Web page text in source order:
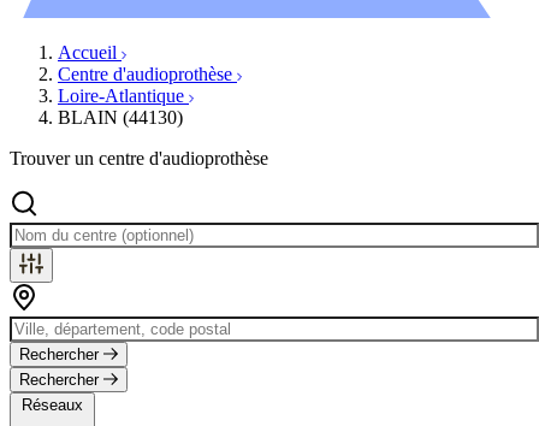
Accueil
Centre d'audioprothèse
Loire-Atlantique
BLAIN (44130)
Trouver un centre d'audioprothèse
Rechercher
Rechercher
Réseaux